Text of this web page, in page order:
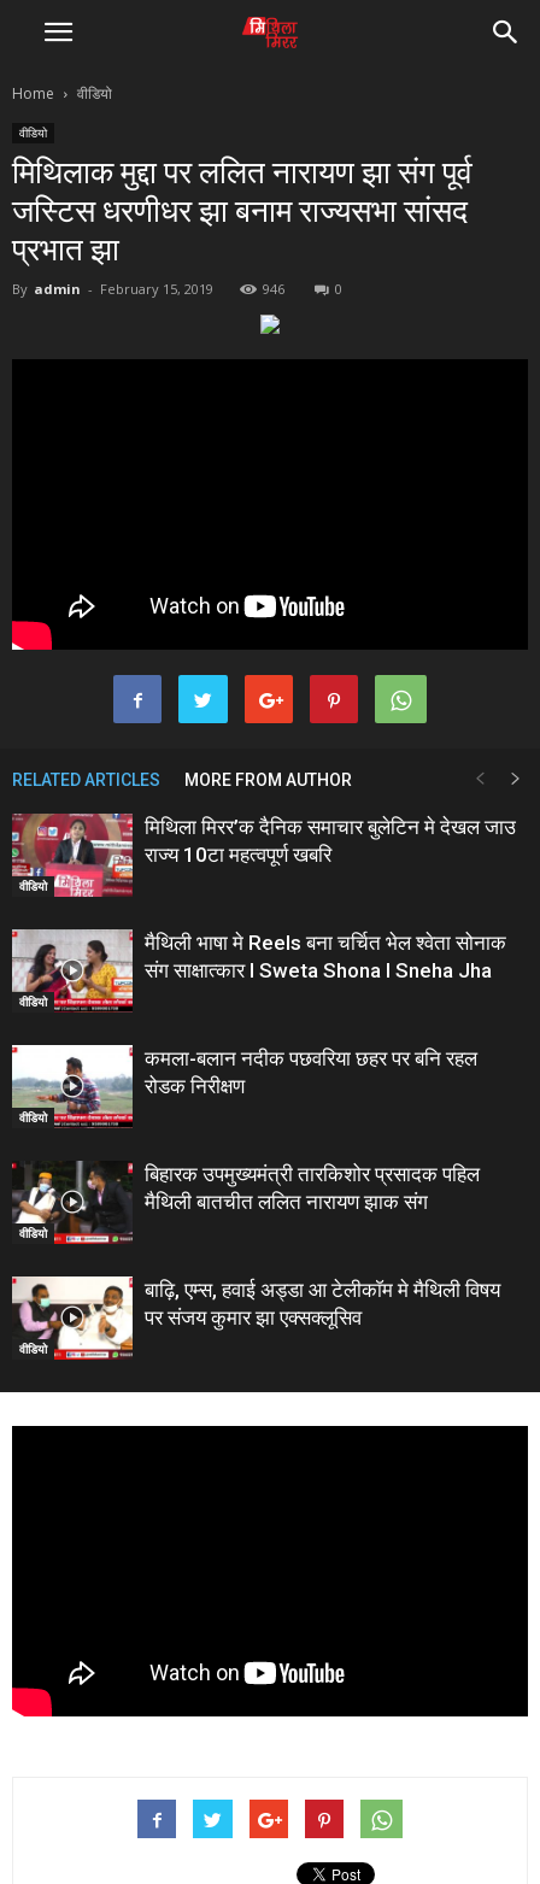
Home वीडियो
वीडियो
मिथिलाक मुद्दा पर ललित नारायण झा संग पूर्व
जस्टिस धरणीधर झा बनाम राज्यसभा सांसद
प्रभात झा
By admin - February 15, 2019 946 0
RELATED ARTICLES MORE FROM AUTHOR
वीडियो
मिथिला मिरर’क दैनिक समाचार बुलेटिन मे देखल जाउ
राज्य 10टा महत्वपूर्ण खबरि
वीडियो
मैथिली भाषा मे Reels बना चर्चित भेल श्वेता सोनाक
संग साक्षात्कार I Sweta Shona I Sneha Jha
वीडियो
कमला-बलान नदीक पछवरिया छहर पर बनि रहल
रोडक निरीक्षण
वीडियो
बिहारक उपमुख्यमंत्री तारकिशोर प्रसादक पहिल
मैथिली बातचीत ललित नारायण झाक संग
वीडियो
बाढ़ि, एम्स, हवाई अड्डा आ टेलीकाॅम मे मैथिली विषय
पर संजय कुमार झा एक्सक्लूसिव